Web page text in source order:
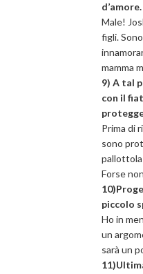
Male!
figli.
mamma
9) A tal
con il
Prima di
sono
Forse
piccolo
Ho in
un
sarà un